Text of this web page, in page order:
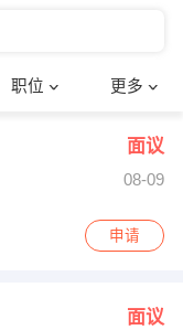
职位 更多
面议
08-09
所
申请
面议